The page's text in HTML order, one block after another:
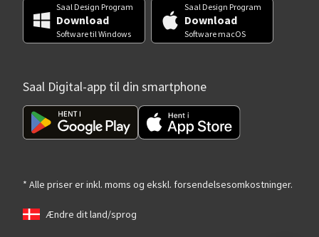
Saal Design Program
Download
Software til Windows
Saal Design Program
Download
Software macOS
Saal Digital-app til din smartphone
* Alle priser er inkl. moms og ekskl. forsendelsesomkostninger.
Ændre dit land/sprog